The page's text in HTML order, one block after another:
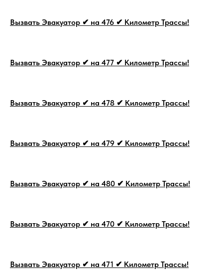
Вызвать Эвакуатор ✔ на 476 ✔ Километр Трассы!
Вызвать Эвакуатор ✔ на 477 ✔ Километр Трассы!
Вызвать Эвакуатор ✔ на 478 ✔ Километр Трассы!
Вызвать Эвакуатор ✔ на 479 ✔ Километр Трассы!
Вызвать Эвакуатор ✔ на 480 ✔ Километр Трассы!
Вызвать Эвакуатор ✔ на 470 ✔ Километр Трассы!
Вызвать Эвакуатор ✔ на 471 ✔ Километр Трассы!